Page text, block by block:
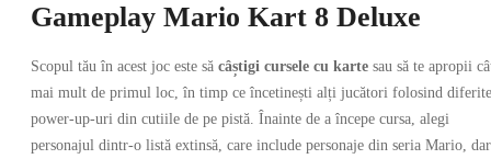
Gameplay Mario Kart 8 Deluxe
Scopul tău în acest joc este să câștigi cursele cu karte sau să te apropii
mai mult de primul loc, în timp ce încetinești alți jucători folosind diferite
power-up-uri din cutiile de pe pistă. Înainte de a începe cursa, alegi
personajul dintr-o listă extinsă, care include personaje din seria Mario, dar